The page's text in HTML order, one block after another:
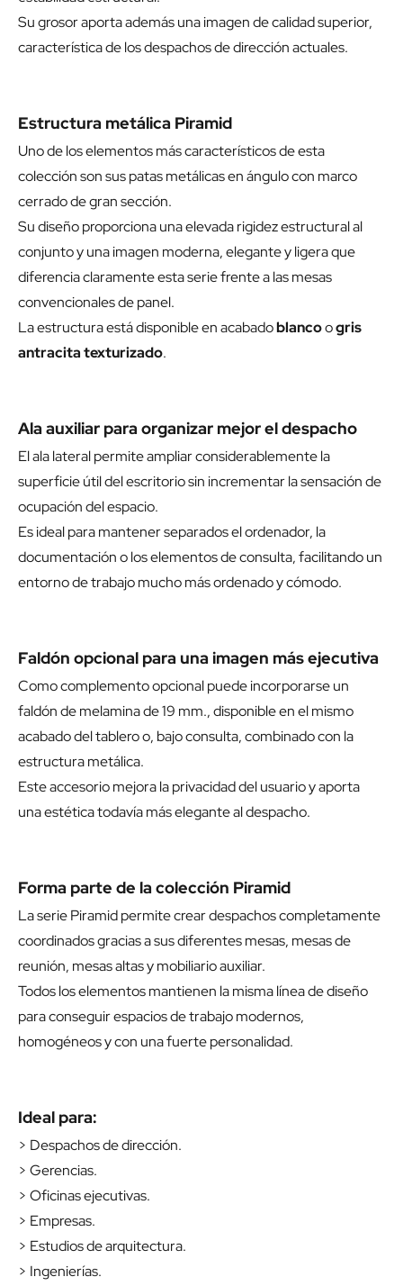
Su grosor aporta además una imagen de calidad superior,
característica de los despachos de dirección actuales.
Estructura metálica Piramid
Uno de los elementos más característicos de esta
colección son sus patas metálicas en ángulo con marco
cerrado de gran sección.
Su diseño proporciona una elevada rigidez estructural al
conjunto y una imagen moderna, elegante y ligera que
diferencia claramente esta serie frente a las mesas
convencionales de panel.
La estructura está disponible en acabadoblancoogris
antracita texturizado.
Ala auxiliar para organizar mejor el despacho
El ala lateral permite ampliar considerablemente la
superficie útil del escritorio sin incrementar la sensación de
ocupación del espacio.
Es ideal para mantener separados el ordenador, la
documentación o los elementos de consulta, facilitando un
entorno de trabajo mucho más ordenado y cómodo.
Faldón opcional para una imagen más ejecutiva
Como complemento opcional puede incorporarse un
faldón de melamina de 19 mm., disponible en el mismo
acabado del tablero o, bajo consulta, combinado con la
estructura metálica.
Este accesorio mejora la privacidad del usuario y aporta
una estética todavía más elegante al despacho.
Forma parte de la colección Piramid
La serie Piramid permite crear despachos completamente
coordinados gracias a sus diferentes mesas, mesas de
reunión, mesas altas y mobiliario auxiliar.
Todos los elementos mantienen la misma línea de diseño
para conseguir espacios de trabajo modernos,
homogéneos y con una fuerte personalidad.
Ideal para:
> Despachos de dirección.
> Gerencias.
> Oficinas ejecutivas.
> Empresas.
> Estudios de arquitectura.
> Ingenierías.